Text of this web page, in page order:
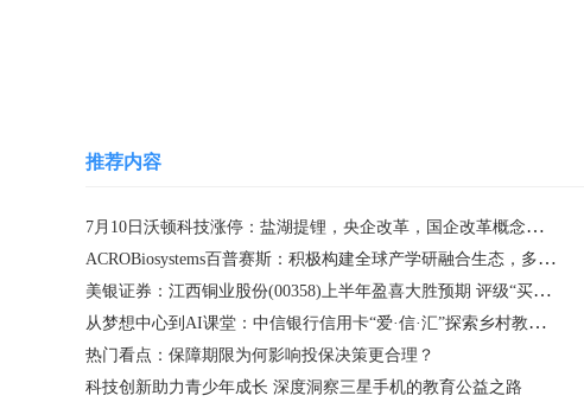
推荐内容
7月10日沃顿科技涨停：盐湖提锂，央企改革，国企改革概念热股|时讯
ACROBiosystems百普赛斯：积极构建全球产学研融合生态，多维赋能生物医药创新
美银证券：江西铜业股份(00358)上半年盈喜大胜预期 评级“买入” 快播
从梦想中心到AI课堂：中信银行信用卡“爱·信·汇”探索乡村教育公益新路径
热门看点：保障期限为何影响投保决策更合理？
科技创新助力青少年成长 深度洞察三星手机的教育公益之路